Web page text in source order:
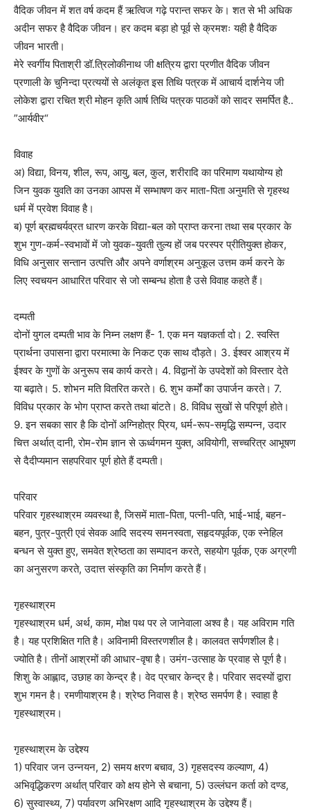
वैदिक जीवन में शत वर्ष कदम हैं ऋत्विज गढ़े परान्त सफर के। शत से भी अधिक
अदीन सफर है वैदिक जीवन। हर कदम बड़ा हो पूर्व से क्रमशः यही है वैदिक
जीवन भारती।
मेरे स्वर्गीय पिताश्री डॉ.त्रिलोकीनाथ जी क्षत्रिय द्वारा प्रणीत वैदिक जीवन
प्रणाली के चुनिन्दा प्रत्ययों से अलंकृत इस तिथि पत्रक में आचार्य दार्शनेय जी
लोकेश द्वारा रचित श्री मोहन कृति आर्ष तिथि पत्रक पाठकों को सादर समर्पित है..
”आर्यवीर“
विवाह
अ) विद्या, विनय, शील, रूप, आयु, बल, कुल, शरीरादि का परिमाण यथायोग्य हो
जिन युवक युवति का उनका आपस में सम्भाषण कर माता-पिता अनुमति से गृहस्थ
धर्म में प्रवेश विवाह है।
ब) पूर्ण ब्रह्मचर्यव्रत धारण करके विद्या-बल को प्राप्त करना तथा सब प्रकार के
शुभ गुण-कर्म-स्वभावों में जो युवक-युवती तुल्य हों जब परस्पर प्रीतियुक्त होकर,
विधि अनुसार सन्तान उत्पत्ति और अपने वर्णाश्रम अनुकूल उत्तम कर्म करने के
लिए स्वचयन आधारित परिवार से जो सम्बन्ध होता है उसे विवाह कहते हैं।
दम्पती
दोनों युगल दम्पती भाव के निम्न लक्षण हैं- 1. एक मन यज्ञकर्ता दो। 2. स्वस्ति
प्रार्थना उपासना द्वारा परमात्मा के निकट एक साथ दौड़ते। 3. ईश्वर आश्रय में
ईश्वर के गुणों के अनुरूप सब कार्य करते। 4. विद्वानों के उपदेशों को विस्तार देते
या बढ़ाते। 5. शोभन मति वितरित करते। 6. शुभ कर्मों का उपार्जन करते। 7.
विविध प्रकार के भोग प्राप्त करते तथा बांटते। 8. विविध सुखों से परिपूर्ण होते।
9. इन सबका सार है कि दोनों अग्निहोत्र प्रिय, धर्म-रूप-समृद्धि सम्पन्न, उदार
चित्त अर्थात् दानी, रोम-रोम ज्ञान से ऊर्ध्वगमन युक्त, अवियोगी, सच्चरित्र आभूषण
से दैदीप्यमान सहपरिवार पूर्ण होते हैं दम्पती।
परिवार
परिवार गृहस्थाश्रम व्यवस्था है, जिसमें माता-पिता, पत्नी-पति, भाई-भाई, बहन-
बहन, पुत्र-पुत्री एवं सेवक आदि सदस्य समनस्वता, सहृदयपूर्वक, एक स्नेहिल
बन्धन से युक्त हुए, समवेत श्रेष्ठता का सम्पादन करते, सहयोग पूर्वक, एक अग्रणी
का अनुसरण करते, उदात्त संस्कृति का निर्माण करते हैं।
गृहस्थाश्रम
गृहस्थाश्रम धर्म, अर्थ, काम, मोक्ष पथ पर ले जानेवाला अश्व है। यह अविराम गति
है। यह प्रशिक्षित गति है। अविनामी विस्तरणशील है। कालवत सर्पणशील है।
ज्योति है। तीनों आश्रमों की आधार-वृषा है। उमंग-उत्साह के प्रवाह से पूर्ण है।
शिशु के आह्लाद, उछाह का केन्द्र है। वेद प्रचार केन्द्र है। परिवार सदस्यों द्वारा
शुभ गमन है। रमणीयाश्रम है। श्रेष्ठ निवास है। श्रेष्ठ समर्पण है। स्वाहा है
गृहस्थाश्रम।
गृहस्थाश्रम के उद्देश्य
1) परिवार जन उन्नयन, 2) समय क्षरण बचाव, 3) गृहसदस्य कल्याण, 4)
अभिवृद्धिकरण अर्थात् परिवार को क्षय होने से बचाना, 5) उल्लंघन कर्ता को दण्ड,
6) सुस्वास्थ्य, 7) पर्यावरण अभिरक्षण आदि गृहस्थाश्रम के उद्देश्य हैं।